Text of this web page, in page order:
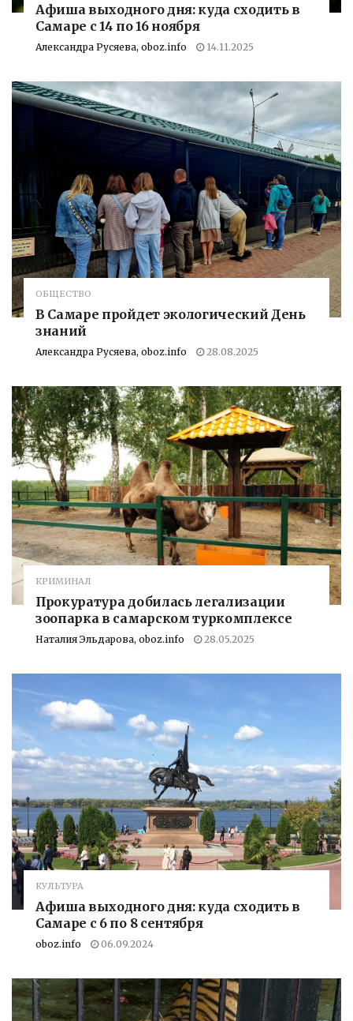
Афиша выходного дня: куда сходить в
Самаре с 14 по 16 ноября
Александра Русяева, oboz.info 14.11.2025
ОБЩЕСТВО
В Самаре пройдет экологический День
знаний
Александра Русяева, oboz.info 28.08.2025
КРИМИНАЛ
Прокуратура добилась легализации
зоопарка в самарском туркомплексе
Наталия Эльдарова, oboz.info 28.05.2025
КУЛЬТУРА
Афиша выходного дня: куда сходить в
Самаре с 6 по 8 сентября
oboz.info 06.09.2024